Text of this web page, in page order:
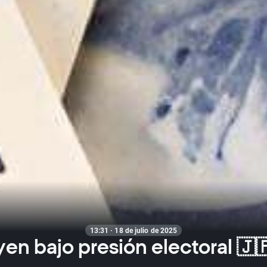
13:31 · 18 de julio de 2025
bajo presión electoral